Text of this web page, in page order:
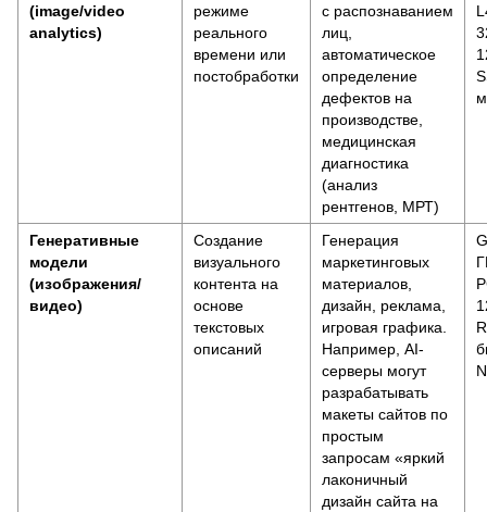
(image/video
analytics)
режиме
реального
времени или
постобработки
с распознаванием
лиц,
автоматическое
определение
дефектов на
производстве,
медицинская
диагностика
(анализ
рентгенов, МРТ)
Генеративные
модели
(изображения/
видео)
Создание
визуального
контента на
основе
текстовых
описаний
Генерация
маркетинговых
материалов,
дизайн, реклама,
игровая графика.
Например, AI-
серверы могут
разрабатывать
макеты сайтов по
простым
запросам «яркий
лаконичный
дизайн сайта на